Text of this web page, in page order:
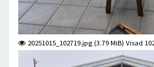
20251015_102719.jpg (3.79 MiB) Visad